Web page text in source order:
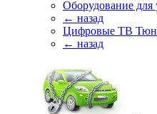
Оборудование для
← назад
Цифровые ТВ
← назад